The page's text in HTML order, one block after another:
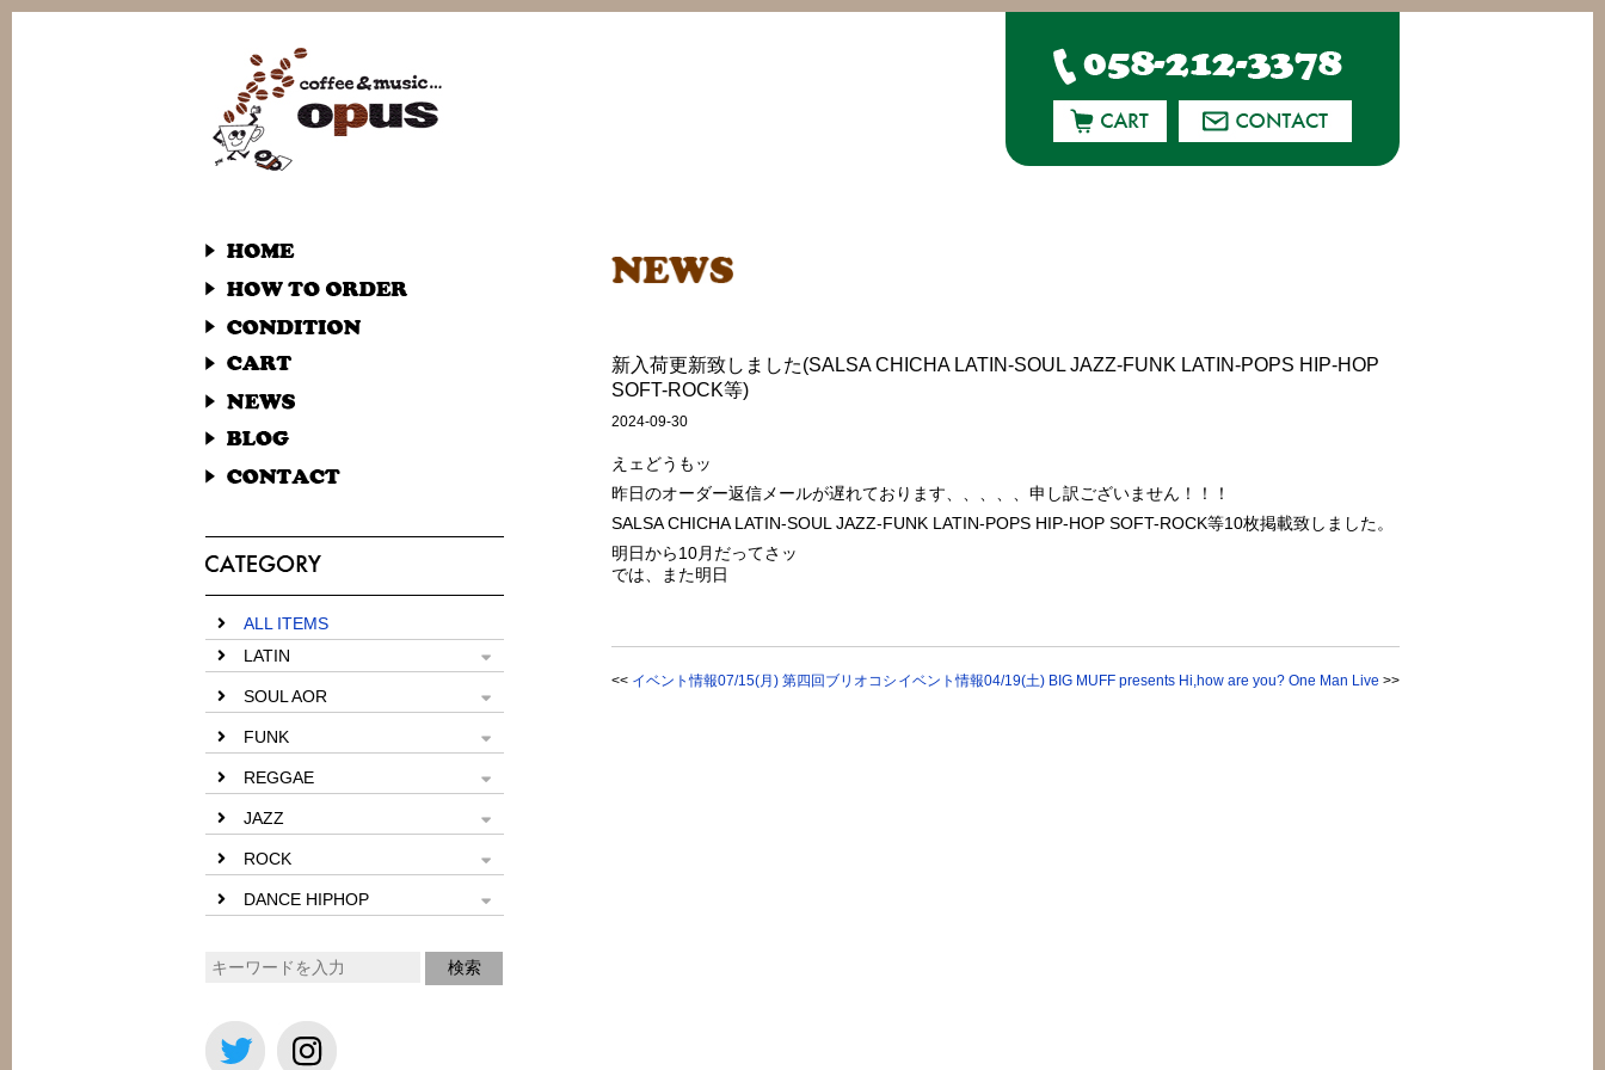
ALL ITEMS
LATIN
SOUL AOR
FUNK
REGGAE
JAZZ
ROCK
DANCE HIPHOP
新入荷更新致しました(SALSA CHICHA LATIN-SOUL JAZZ-FUNK LATIN-POPS HIP-HOP
SOFT-ROCK等)
2024-09-30
えェどうもッ
昨日のオーダー返信メールが遅れております、、、、、申し訳ございません！！！
SALSA CHICHA LATIN-SOUL JAZZ-FUNK LATIN-POPS HIP-HOP SOFT-ROCK等10枚掲載致しました。
明日から10月だってさッ
では、また明日
<< イベント情報07/15(月) 第四回ブリオコシ イベント情報04/19(土) BIG MUFF presents Hi,how are you? One Man Live >>